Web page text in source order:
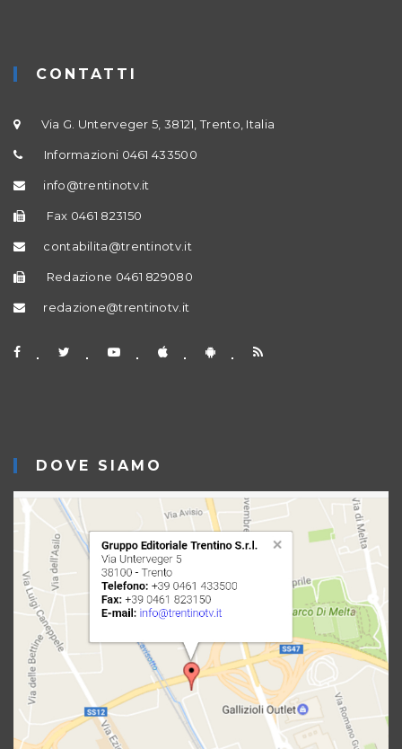
CONTATTI
Via G. Unterveger 5, 38121, Trento, Italia
Informazioni 0461 433500
info@trentinotv.it
Fax 0461 823150
contabilita@trentinotv.it
Redazione 0461 829080
redazione@trentinotv.it
DOVE SIAMO